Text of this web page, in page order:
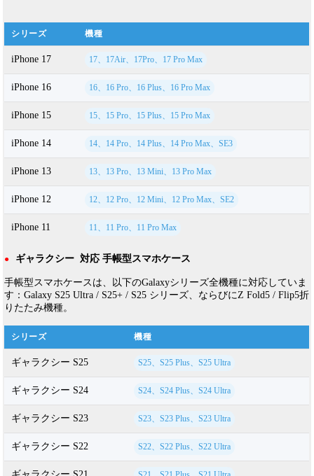
シリーズ 機種
iPhone 17 17、17Air、17Pro、17 Pro Max
iPhone 16 16、16 Pro、16 Plus、16 Pro Max
iPhone 15 15、15 Pro、15 Plus、15 Pro Max
iPhone 14 14、14 Pro、14 Plus、14 Pro Max、SE3
iPhone 13 13、13 Pro、13 Mini、13 Pro Max
iPhone 12 12、12 Pro、12 Mini、12 Pro Max、SE2
iPhone 11 11、11 Pro、11 Pro Max
● ギャラクシー 対応 手帳型スマホケース
手帳型スマホケースは、以下のGalaxyシリーズ全機種に対応していま
す：Galaxy S25 Ultra / S25+ / S25 シリーズ、ならびにZ Fold5 / Flip5折
りたたみ機種。
シリーズ 機種
ギャラクシー S25 S25、S25 Plus、S25 Ultra
ギャラクシー S24 S24、S24 Plus、S24 Ultra
ギャラクシー S23 S23、S23 Plus、S23 Ultra
ギャラクシー S22 S22、S22 Plus、S22 Ultra